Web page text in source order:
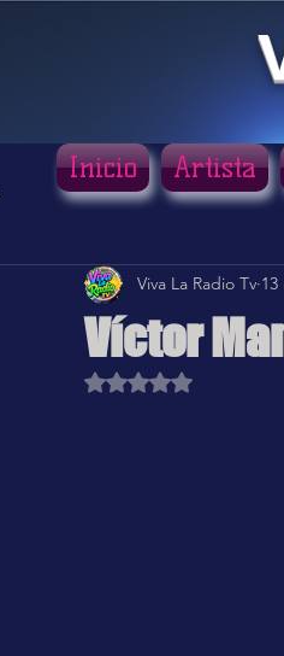
Víctor
Viva La Radio Tv 13
Obtuvo NaN de 5
Inicio Artista